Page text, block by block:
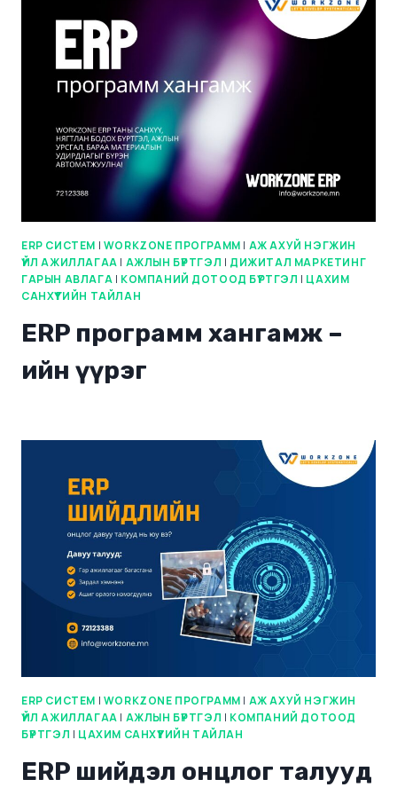
ERP СИСТЕМ | WORKZONE ПРОГРАММ | АЖ АХУЙ НЭГЖИН
ҮЙЛ АЖИЛЛАГАА | АЖЛЫН БҮРТГЭЛ | ДИЖИТАЛ МАРКЕТИНГ
ГАРЫН АВЛАГА | КОМПАНИЙ ДОТООД БҮРТГЭЛ | ЦАХИМ
САНХҮҮГИЙН ТАЙЛАН
ERP программ хангамж –
ийн үүрэг
ERP СИСТЕМ | WORKZONE ПРОГРАММ | АЖ АХУЙ НЭГЖИН
ҮЙЛ АЖИЛЛАГАА | АЖЛЫН БҮРТГЭЛ | КОМПАНИЙ ДОТООД
БҮРТГЭЛ | ЦАХИМ САНХҮҮГИЙН ТАЙЛАН
ERP шийдэл онцлог талууд